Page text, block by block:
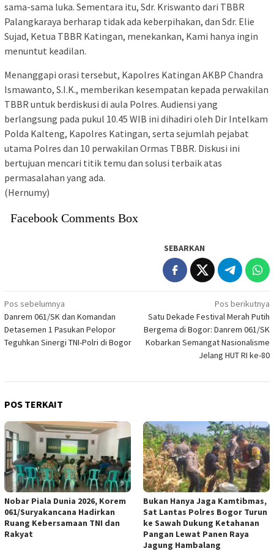
sama-sama luka. Sementara itu, Sdr. Kriswanto dari TBBR
Palangkaraya berharap tidak ada keberpihakan, dan Sdr. Elie
Sujad, Ketua TBBR Katingan, menekankan, Kami hanya ingin
menuntut keadilan.
Menanggapi orasi tersebut, Kapolres Katingan AKBP Chandra
Ismawanto, S.I.K., memberikan kesempatan kepada perwakilan
TBBR untuk berdiskusi di aula Polres. Audiensi yang
berlangsung pada pukul 10.45 WIB ini dihadiri oleh Dir Intelkam
Polda Kalteng, Kapolres Katingan, serta sejumlah pejabat
utama Polres dan 10 perwakilan Ormas TBBR. Diskusi ini
bertujuan mencari titik temu dan solusi terbaik atas
permasalahan yang ada.
(Hernumy)
Facebook Comments Box
SEBARKAN
Navigasi
pos
Pos sebelumnya
Danrem 061/SK dan Komandan
Detasemen 1 Pasukan Pelopor
Teguhkan Sinergi TNI-Polri di Bogor
Pos berikutnya
Satu Dekade Festival Merah Putih
Bergema di Bogor: Danrem 061/SK
Kobarkan Semangat Nasionalisme
Jelang HUT RI ke-80
POS TERKAIT
Nobar Piala Dunia 2026, Korem
061/Suryakancana Hadirkan
Ruang Kebersamaan TNI dan
Rakyat
Bukan Hanya Jaga Kamtibmas,
Sat Lantas Polres Bogor Turun
ke Sawah Dukung Ketahanan
Pangan Lewat Panen Raya
Jagung Hambalang